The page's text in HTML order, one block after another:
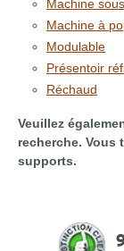
Machine
Machine à
Modulable
Présentoir
Réchaud
Veuillez
recherche. Vous
supports.